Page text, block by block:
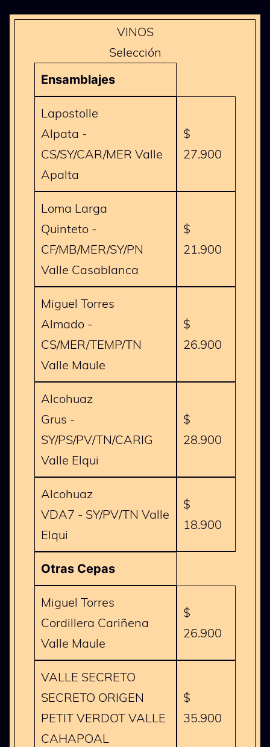
VINOS
Selección
Ensamblajes
Lapostolle
Alpata -
CS/SY/CAR/MER Valle
Apalta
$
27.900
Loma Larga
Quinteto -
CF/MB/MER/SY/PN
Valle Casablanca
$
21.900
Miguel Torres
Almado -
CS/MER/TEMP/TN
Valle Maule
$
26.900
Alcohuaz
Grus -
SY/PS/PV/TN/CARIG
Valle Elqui
$
28.900
Alcohuaz
VDA7 - SY/PV/TN Valle
Elqui
$
18.900
Otras Cepas
Miguel Torres
Cordillera Cariñena
Valle Maule
$
26.900
VALLE SECRETO
SECRETO ORIGEN
PETIT VERDOT VALLE
CAHAPOAL
$
35.900